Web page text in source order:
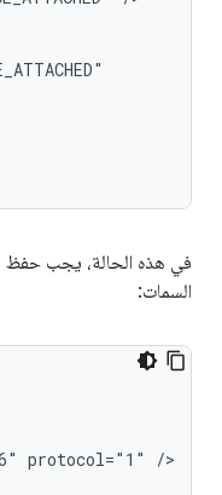
في هذه الحالة، يجب حفظ
السمات:
protocol="1"
/>